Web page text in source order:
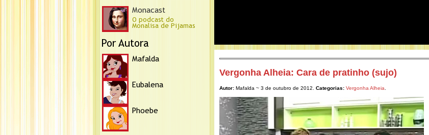
Vergonha Alheia: Cara de pratinho (sujo)
Autor: Mafalda ~ 3 de outubro de 2012. Categorias: Vergonha Alheia